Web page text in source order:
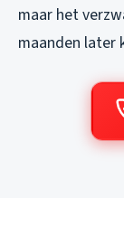
maar het
maanden later